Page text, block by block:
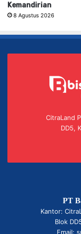
Kemandirian
8 Agustus 2026
CitraLand
DD5,
PT
Kantor:
Blok
Email: